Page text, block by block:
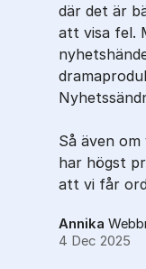
där det är
att visa fel.
Så även
har högst
att vi får
Annika
4 Dec 2025